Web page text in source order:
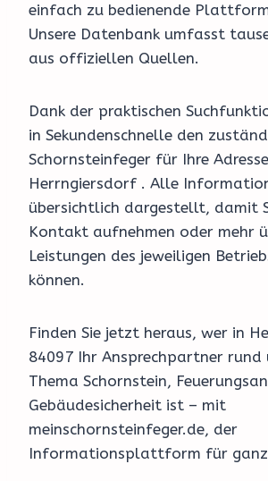
einfach zu bedienende
Unsere Datenbank umfasst
aus offiziellen Quellen.
Dank der praktischen
in Sekundenschnelle den
Schornsteinfeger für Ihre
Herrngiersdorf . Alle
übersichtlich dargestellt, damit
Kontakt aufnehmen oder mehr
Leistungen des jeweiligen
können.
Finden Sie jetzt heraus, wer in
84097 Ihr Ansprechpartner rund
Thema Schornstein,
Gebäudesicherheit ist – mit
meinschornsteinfeger.de, der
Informationsplattform für ganz